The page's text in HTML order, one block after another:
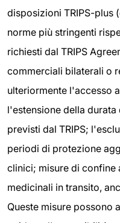
disposizioni TRIPS-plus
norme più stringenti
richiesti dal TRIPS
commerciali bilaterali o
ulteriormente l'accesso
l'estensione della
previsti dal TRIPS;
periodi di protezione
clinici; misure di confine
medicinali in transito,
Queste misure possono